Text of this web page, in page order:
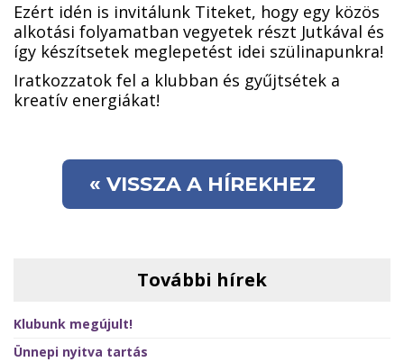
Ezért idén is invitálunk Titeket, hogy egy közös
alkotási folyamatban vegyetek részt Jutkával és
így készítsetek meglepetést idei szülinapunkra!
Iratkozzatok fel a klubban és gyűjtsétek a
kreatív energiákat!
« VISSZA A HÍREKHEZ
További hírek
Klubunk megújult!
Ünnepi nyitva tartás